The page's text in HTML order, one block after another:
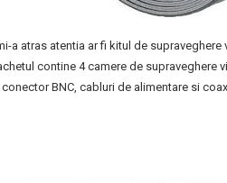
a atras atentia ar fi kitul de
contine 4 camere de
conector BNC, cabluri de alimentare si